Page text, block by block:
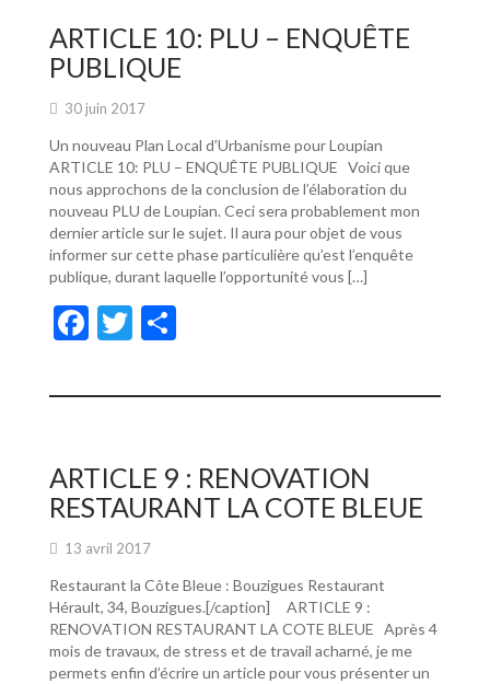
o
o
k
er
ARTICLE 10: PLU – ENQUÊTE
PUBLIQUE
30 juin 2017
Un nouveau Plan Local d’Urbanisme pour Loupian
ARTICLE 10: PLU – ENQUÊTE PUBLIQUE Voici que
nous approchons de la conclusion de l’élaboration du
nouveau PLU de Loupian. Ceci sera probablement mon
dernier article sur le sujet. Il aura pour objet de vous
informer sur cette phase particulière qu’est l’enquête
publique, durant laquelle l’opportunité vous […]
F
e
o
o
k
T
itt ta
er
ARTICLE 9 : RENOVATION
RESTAURANT LA COTE BLEUE
13 avril 2017
Restaurant la Côte Bleue : Bouzigues Restaurant
Hérault, 34, Bouzigues.[/caption] ARTICLE 9 :
RENOVATION RESTAURANT LA COTE BLEUE Après 4
mois de travaux, de stress et de travail acharné, je me
permets enfin d’écrire un article pour vous présenter un